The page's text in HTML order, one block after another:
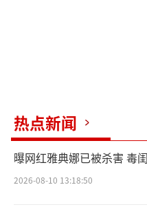
热点新闻
曝网红雅典娜已被杀害 毒
2026-08-10 13:18:50